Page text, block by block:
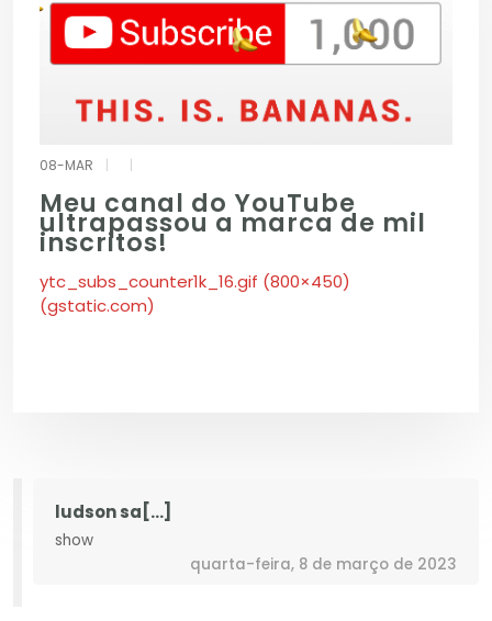
08-MAR
Meu canal do YouTube
ultrapassou a marca de mil
inscritos!
ytc_subs_counter1k_16.gif (800×450)
(gstatic.com)
ludson sa[...]
show
quarta-feira, 8 de março de 2023